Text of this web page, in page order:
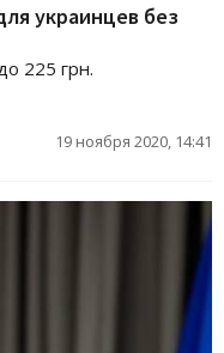
украинцев без
225 грн.
19 ноября 2020, 14:41